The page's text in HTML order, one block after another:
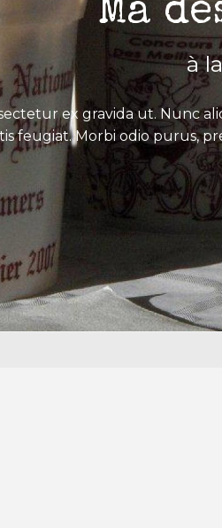
Ma
à
ex gravida ut. Nunc
feugiat. Morbi odio purus,
aux